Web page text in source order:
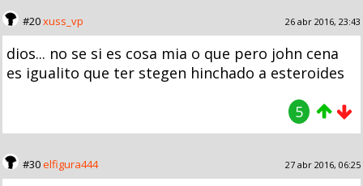
#20xuss_vp 26 abr 2016, 23:43
dios... no se si es cosa mia o que pero john cena
es igualito que ter stegen hinchado a esteroides
5
#30elfigura444 27 abr 2016, 06:25